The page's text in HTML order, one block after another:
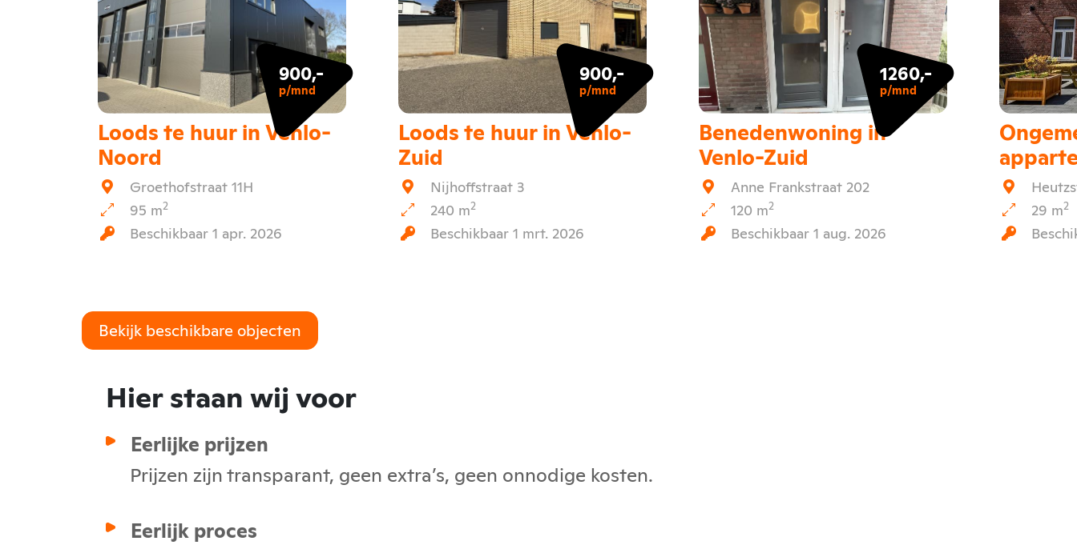
900,-
p/mnd
Loods te huur in Venlo-
Noord
Groethofstraat 11H
95 m2
Beschikbaar 1 apr. 2026
900,-
p/mnd
Loods te huur in Venlo-
Zuid
Nijhoffstraat 3
240 m2
Beschikbaar 1 mrt. 2026
1260,-
p/mnd
Benedenwoning in
Venlo-Zuid
Anne Frankstraat 202
120 m2
Beschikbaar 1 aug. 2026
29 m2
Bekijk beschikbare objecten
Hier staan wij voor
Eerlijke prijzen
Prijzen zijn transparant, geen extra’s, geen onnodige kosten.
Eerlijk proces